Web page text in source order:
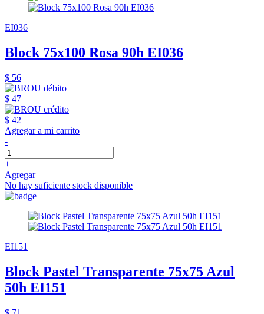
EI036
Block 75x100 Rosa 90h EI036
$ 56
$ 47
$ 42
Agregar a mi carrito
-
+
Agregar
No hay suficiente stock disponible
EI151
Block Pastel Transparente 75x75 Azul
50h EI151